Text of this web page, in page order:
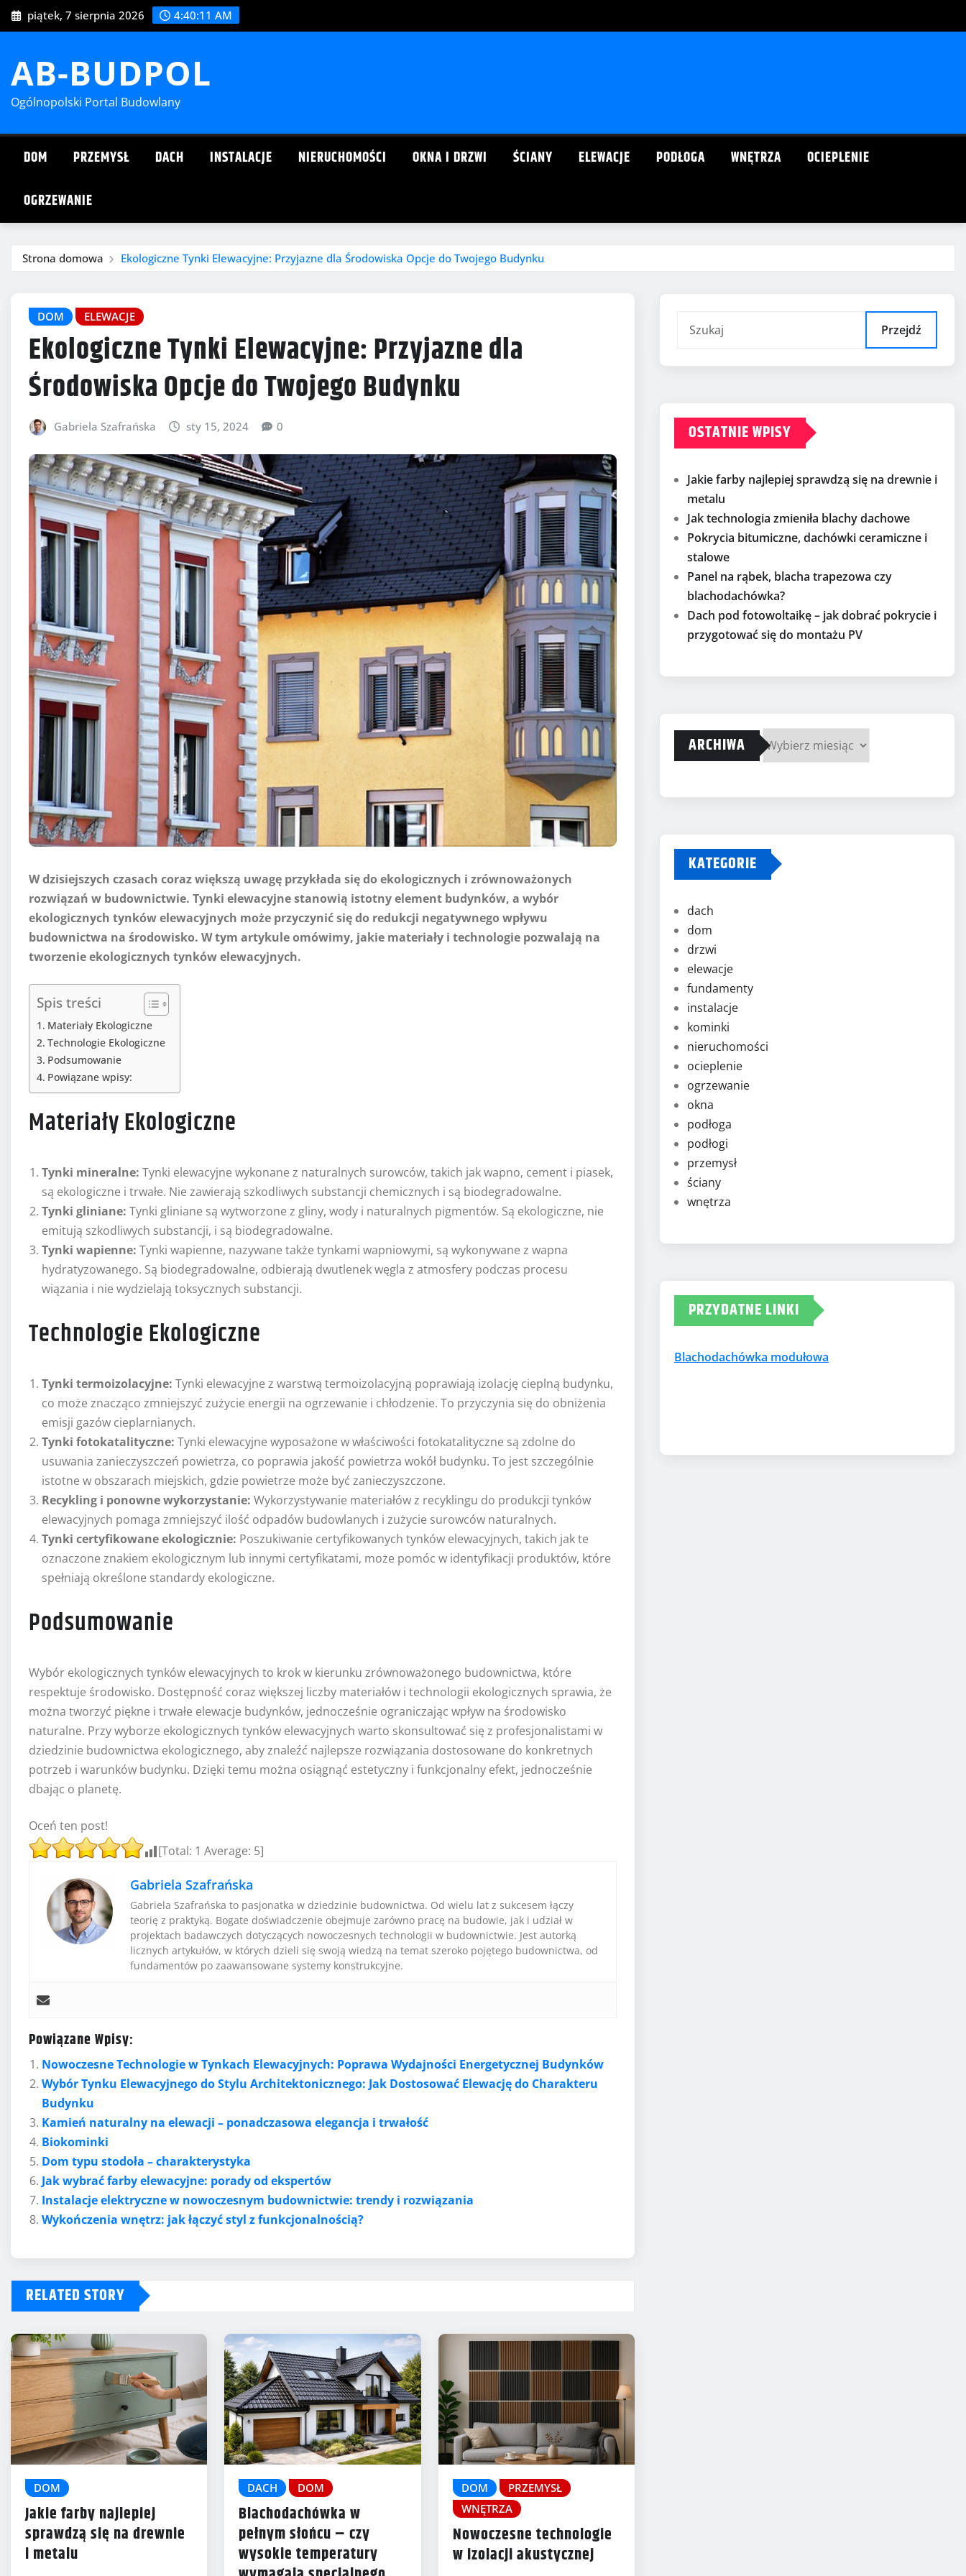
Przejdź
do
piątek, 7 sierpnia 2026 4:40:12 AM
AB-BUDPOL
Ogólnopolski Portal Budowlany
DOM PRZEMYSŁ DACH INSTALACJE NIERUCHOMOŚCI OKNA I DRZWI ŚCIANY ELEWACJE PODŁOGA WNĘTRZA OCIEPLENIE
OGRZEWANIE
Strona domowa Ekologiczne Tynki Elewacyjne: Przyjazne dla Środowiska Opcje do Twojego Budynku
DOM ELEWACJE
Ekologiczne Tynki Elewacyjne: Przyjazne dla
Środowiska Opcje do Twojego Budynku
Gabriela Szafrańska sty 15, 2024 0
W dzisiejszych czasach coraz większą uwagę przykłada się do ekologicznych i zrównoważonych
rozwiązań w budownictwie. Tynki elewacyjne stanowią istotny element budynków, a wybór
ekologicznych tynków elewacyjnych może przyczynić się do redukcji negatywnego wpływu
budownictwa na środowisko. W tym artykule omówimy, jakie materiały i technologie pozwalają na
tworzenie ekologicznych tynków elewacyjnych.
Spis treści
Materiały Ekologiczne
Technologie Ekologiczne
Podsumowanie
Powiązane wpisy:
Materiały Ekologiczne
Tynki mineralne: Tynki elewacyjne wykonane z naturalnych surowców, takich jak wapno, cement i piasek,
są ekologiczne i trwałe. Nie zawierają szkodliwych substancji chemicznych i są biodegradowalne.
Tynki gliniane: Tynki gliniane są wytworzone z gliny, wody i naturalnych pigmentów. Są ekologiczne, nie
emitują szkodliwych substancji, i są biodegradowalne.
Tynki wapienne: Tynki wapienne, nazywane także tynkami wapniowymi, są wykonywane z wapna
hydratyzowanego. Są biodegradowalne, odbierają dwutlenek węgla z atmosfery podczas procesu
wiązania i nie wydzielają toksycznych substancji.
Technologie Ekologiczne
Tynki termoizolacyjne: Tynki elewacyjne z warstwą termoizolacyjną poprawiają izolację cieplną budynku,
co może znacząco zmniejszyć zużycie energii na ogrzewanie i chłodzenie. To przyczynia się do obniżenia
emisji gazów cieplarnianych.
Tynki fotokatalityczne: Tynki elewacyjne wyposażone w właściwości fotokatalityczne są zdolne do
usuwania zanieczyszczeń powietrza, co poprawia jakość powietrza wokół budynku. To jest szczególnie
istotne w obszarach miejskich, gdzie powietrze może być zanieczyszczone.
Recykling i ponowne wykorzystanie: Wykorzystywanie materiałów z recyklingu do produkcji tynków
elewacyjnych pomaga zmniejszyć ilość odpadów budowlanych i zużycie surowców naturalnych.
Tynki certyfikowane ekologicznie: Poszukiwanie certyfikowanych tynków elewacyjnych, takich jak te
oznaczone znakiem ekologicznym lub innymi certyfikatami, może pomóc w identyfikacji produktów, które
spełniają określone standardy ekologiczne.
Podsumowanie
Wybór ekologicznych tynków elewacyjnych to krok w kierunku zrównoważonego budownictwa, które
respektuje środowisko. Dostępność coraz większej liczby materiałów i technologii ekologicznych sprawia, że
można tworzyć piękne i trwałe elewacje budynków, jednocześnie ograniczając wpływ na środowisko
naturalne. Przy wyborze ekologicznych tynków elewacyjnych warto skonsultować się z profesjonalistami w
dziedzinie budownictwa ekologicznego, aby znaleźć najlepsze rozwiązania dostosowane do konkretnych
potrzeb i warunków budynku. Dzięki temu można osiągnąć estetyczny i funkcjonalny efekt, jednocześnie
dbając o planetę.
Oceń ten post!
[Total: 1 Average: 5]
Gabriela Szafrańska
Gabriela Szafrańska to pasjonatka w dziedzinie budownictwa. Od wielu lat z sukcesem łączy
teorię z praktyką. Bogate doświadczenie obejmuje zarówno pracę na budowie, jak i udział w
projektach badawczych dotyczących nowoczesnych technologii w budownictwie. Jest autorką
licznych artykułów, w których dzieli się swoją wiedzą na temat szeroko pojętego budownictwa, od
fundamentów po zaawansowane systemy konstrukcyjne.
Powiązane Wpisy:
Nowoczesne Technologie w Tynkach Elewacyjnych: Poprawa Wydajności Energetycznej Budynków
Wybór Tynku Elewacyjnego do Stylu Architektonicznego: Jak Dostosować Elewację do Charakteru
Budynku
Kamień naturalny na elewacji – ponadczasowa elegancja i trwałość
Biokominki
Dom typu stodoła – charakterystyka
Jak wybrać farby elewacyjne: porady od ekspertów
Instalacje elektryczne w nowoczesnym budownictwie: trendy i rozwiązania
Wykończenia wnętrz: jak łączyć styl z funkcjonalnością?
RELATED STORY
DOM
Jakie farby najlepiej
sprawdzą się na drewnie
i metalu
DACH DOM
Blachodachówka w
pełnym słońcu – czy
wysokie temperatury
DOM
PRZEMYSŁ
WNĘTRZA
Nowoczesne technologie
w izolacji akustycznej
Przejdź
OSTATNIE WPISY
Jakie farby najlepiej sprawdzą się na drewnie i
metalu
Jak technologia zmieniła blachy dachowe
Pokrycia bitumiczne, dachówki ceramiczne i
stalowe
Panel na rąbek, blacha trapezowa czy
blachodachówka?
Dach pod fotowoltaikę – jak dobrać pokrycie i
przygotować się do montażu PV
ARCHIWA
KATEGORIE
dach
dom
drzwi
elewacje
fundamenty
instalacje
kominki
nieruchomości
ocieplenie
ogrzewanie
okna
podłoga
podłogi
przemysł
ściany
wnętrza
PRZYDATNE LINKI
Blachodachówka modułowa